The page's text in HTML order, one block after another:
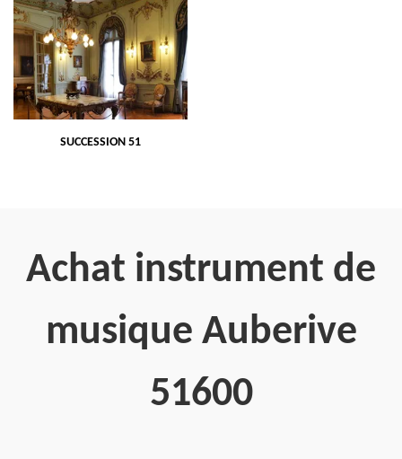
SUCCESSION 51
Achat instrument de
musique Auberive
51600